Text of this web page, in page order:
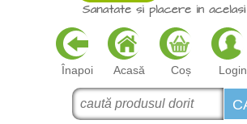
Înapoi Acasă Coș Login